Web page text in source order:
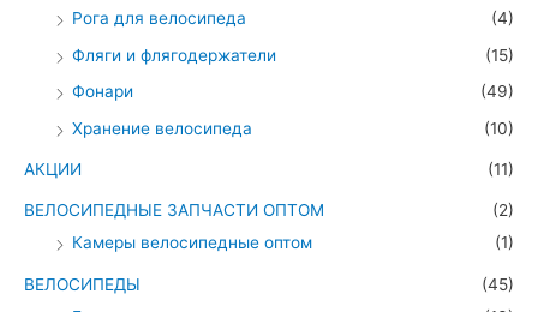
Рога для велосипеда
(4)
Фляги и флягодержатели
(15)
Фонари
(49)
Хранение велосипеда
(10)
АКЦИИ (11)
ВЕЛОСИПЕДНЫЕ ЗАПЧАСТИ ОПТОМ
(2)
Камеры велосипедные оптом
(1)
ВЕЛОСИПЕДЫ
(45)